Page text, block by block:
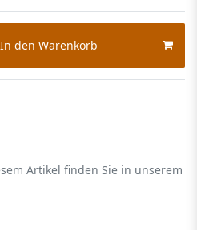
In den Warenkorb
Artikel finden Sie in unserem